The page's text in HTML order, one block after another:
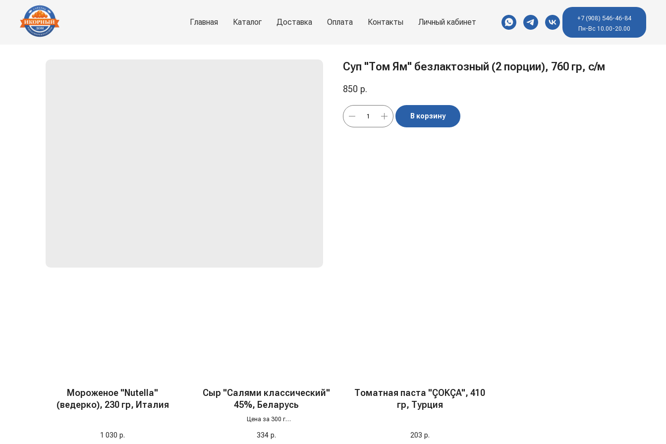
Главная Каталог Доставка Оплата Контакты Личный кабинет
+7 (908) 546-46-84
Пн-Вс 10.00-20.00
Суп "Том Ям" безлактозный (2 порции), 760 гр, с/м
850 р.
В корзину
Мороженое "Nutella"
(ведерко), 230 гр, Италия
1 030 р.
Сыр "Салями классический"
45%, Беларусь
Цена за 300 г
насыщенный сливочный вкус делают его
334 р.
Томатная паста "ÇOKÇA", 410
гр, Турция
203 р.